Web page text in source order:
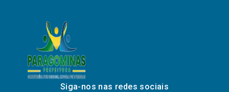
Siga-nos nas redes sociais